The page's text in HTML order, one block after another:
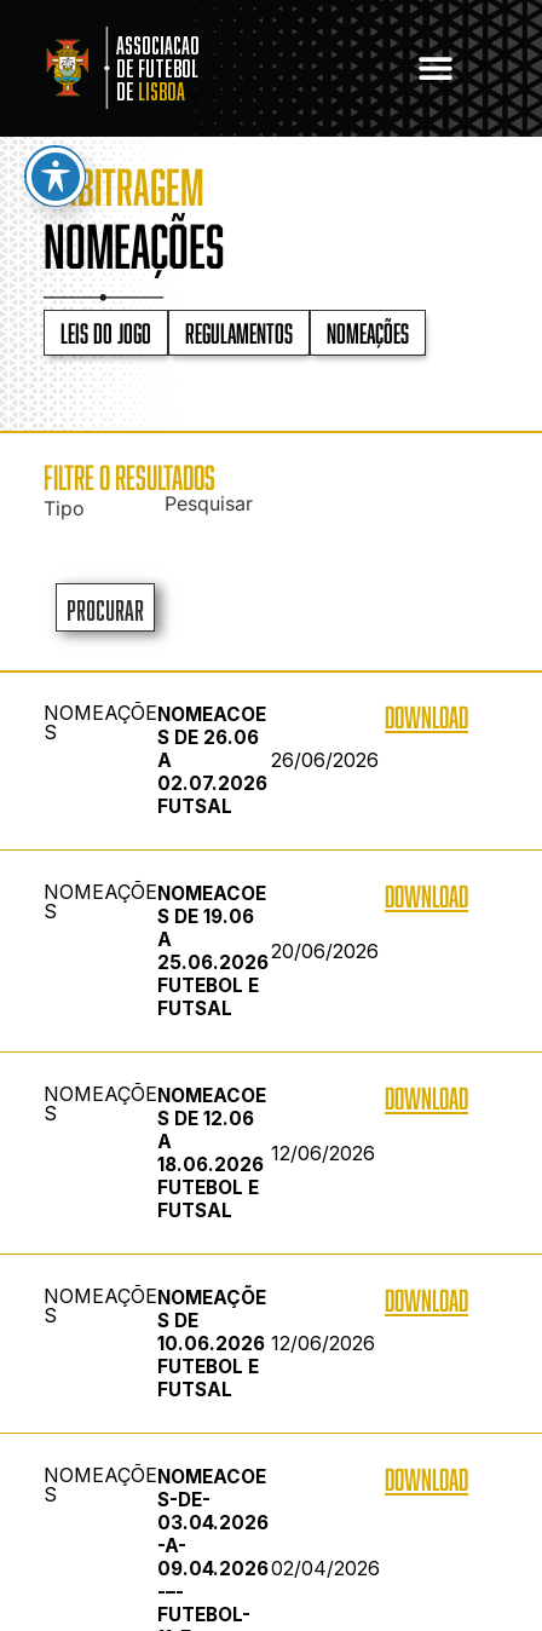
Associacao
de Futebol
de Lisboa
ARBITRAGEM
Nomeações
Leis do jogo Regulamentos Nomeações
FILTRE O RESULTADOS
Tipo Pesquisar
Procurar
NOMEAÇÕE
S
NOMEACOE
S DE 26.06
A
02.07.2026
FUTSAL
26/06/2026
DOWNLOAD
NOMEAÇÕE
S
NOMEACOE
S DE 19.06
A
25.06.2026
FUTEBOL E
FUTSAL
20/06/2026
DOWNLOAD
NOMEAÇÕE
S
NOMEACOE
S DE 12.06
A
18.06.2026
FUTEBOL E
FUTSAL
12/06/2026
DOWNLOAD
NOMEAÇÕE
S
NOMEAÇÕE
S DE
10.06.2026
FUTEBOL E
FUTSAL
12/06/2026
DOWNLOAD
NOMEAÇÕE
S
NOMEACOE
S-DE-
03.04.2026
-A-
09.04.2026
-–-
FUTEBOL-
02/04/2026
DOWNLOAD